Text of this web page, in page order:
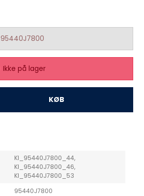
95440J7800
Ikke på lager
KØB
KI_95440J7800_44,
KI_95440J7800_46,
KI_95440J7800_53
95440J7800